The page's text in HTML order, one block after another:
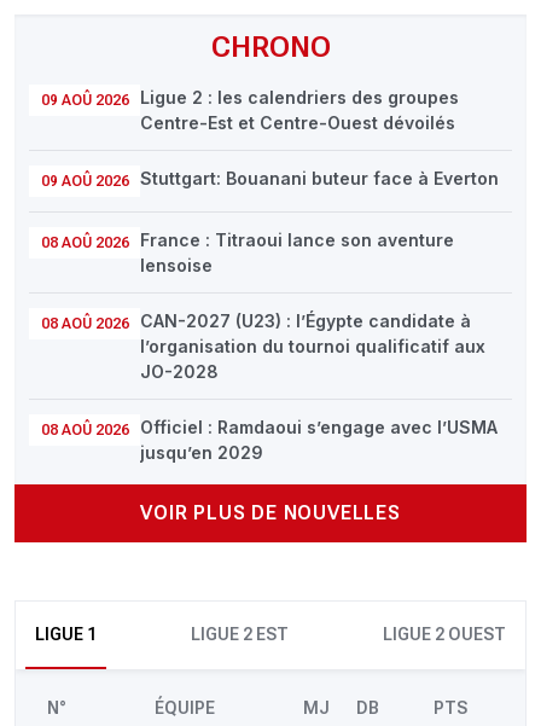
CHRONO
09 AOÛ 2026
Ligue 2 : les calendriers des groupes
Centre-Est et Centre-Ouest dévoilés
09 AOÛ 2026 Stuttgart: Bouanani buteur face à Everton
08 AOÛ 2026
France : Titraoui lance son aventure
lensoise
08 AOÛ 2026
CAN-2027 (U23) : l’Égypte candidate à
l’organisation du tournoi qualificatif aux
JO-2028
08 AOÛ 2026
Officiel : Ramdaoui s’engage avec l’USMA
jusqu’en 2029
VOIR PLUS DE NOUVELLES
LIGUE 1 LIGUE 2 EST LIGUE 2 OUEST
N° ÉQUIPE MJ DB PTS